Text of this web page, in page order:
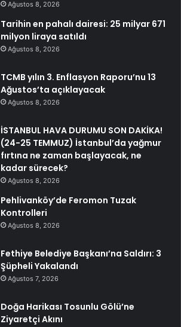
Ağustos 8, 2026
Tarihin en pahalı dairesi: 25 milyar 671
milyon liraya satıldı
Ağustos 8, 2026
TCMB yılın 3. Enflasyon Raporu’nu 13
Ağustos’ta açıklayacak
Ağustos 8, 2026
İSTANBUL HAVA DURUMU SON DAKİKA!
(24-25 TEMMUZ) İstanbul’da yağmur
fırtına ne zaman başlayacak, ne
kadar sürecek?
Ağustos 8, 2026
Pehlivanköy’de Feromon Tuzak
Kontrolleri
Ağustos 8, 2026
Fethiye Belediye Başkanı’na Saldırı: 3
Şüpheli Yakalandı
Ağustos 7, 2026
Doğa Harikası Tosunlu Gölü’ne
Ziyaretçi Akını